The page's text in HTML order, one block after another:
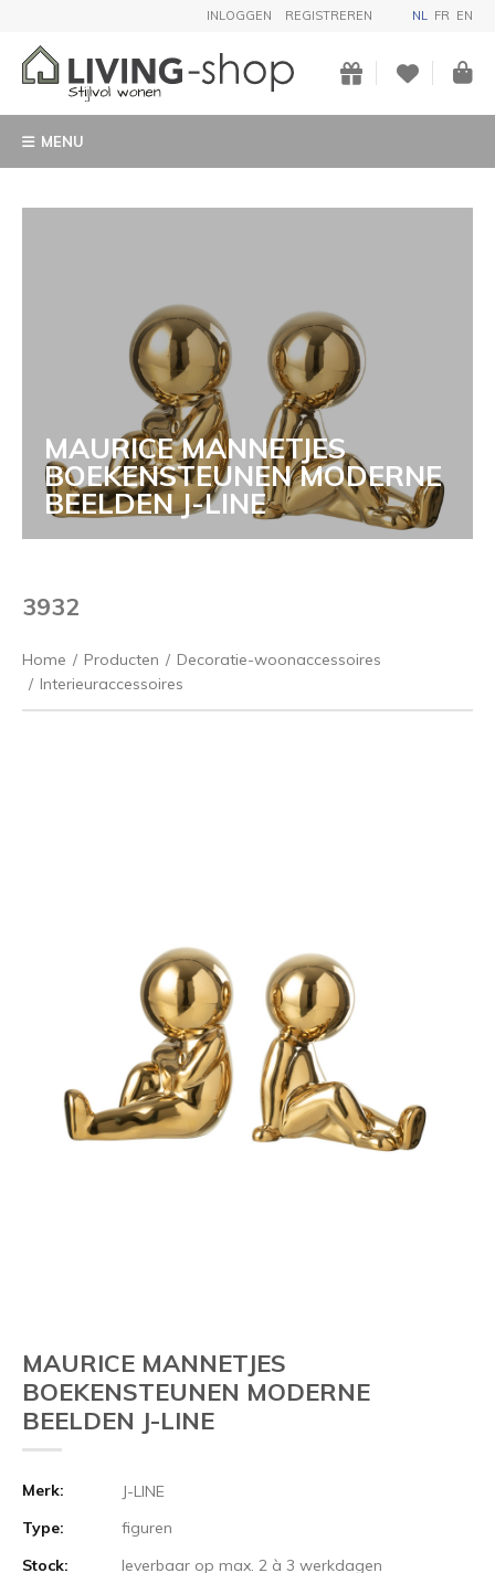
INLOGGEN REGISTREREN NL FR EN
MENU
MAURICE MANNETJES
BOEKENSTEUNEN MODERNE
BEELDEN J-LINE
3932
Home / Producten / Decoratie-woonaccessoires
/ Interieuraccessoires
MAURICE MANNETJES
BOEKENSTEUNEN MODERNE
BEELDEN J-LINE
Merk:
J-LINE
Type:
figuren
Stock:
leverbaar op max. 2 à 3 werkdagen